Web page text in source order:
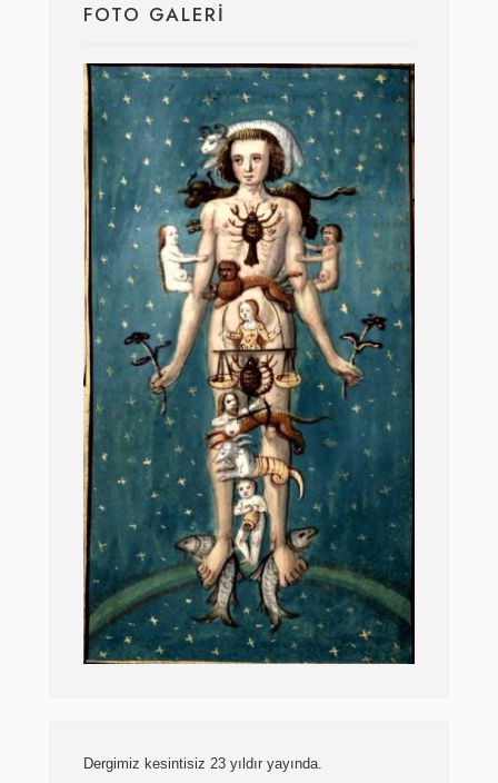
FOTO GALERI
Dergimiz kesintisiz 23 yıldır yayında.